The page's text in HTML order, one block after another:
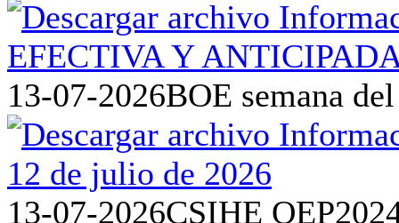
13-07-2026BOE semana
13-07-2026CSIHE